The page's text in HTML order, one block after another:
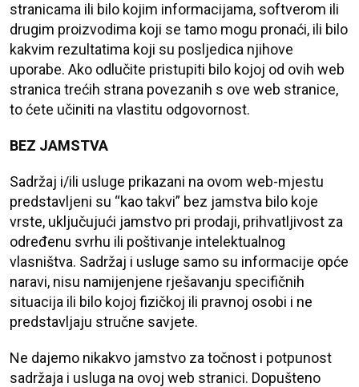
stranicama ili bilo kojim informacijama, softverom ili
drugim proizvodima koji se tamo mogu pronaći, ili bilo
kakvim rezultatima koji su posljedica njihove
uporabe. Ako odlučite pristupiti bilo kojoj od ovih web
stranica trećih strana povezanih s ove web stranice,
to ćete učiniti na vlastitu odgovornost.
BEZ JAMSTVA
Sadržaj i/ili usluge prikazani na ovom web-mjestu
predstavljeni su “kao takvi” bez jamstva bilo koje
vrste, uključujući jamstvo pri prodaji, prihvatljivost za
određenu svrhu ili poštivanje intelektualnog
vlasništva. Sadržaj i usluge samo su informacije opće
naravi, nisu namijenjene rješavanju specifičnih
situacija ili bilo kojoj fizičkoj ili pravnoj osobi i ne
predstavljaju stručne savjete.
Ne dajemo nikakvo jamstvo za točnost i potpunost
sadržaja i usluga na ovoj web stranici. Dopušteno